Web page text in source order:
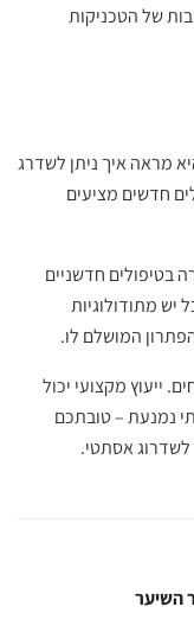
של הטכניקות
מראה איך ניתן לשדרג
חדשים מציעים
בטיפולים חדשניים
מתודולוגיות
המושלם לו.
ייעוץ מקצועי יכול
נמנעת – טובתכם
לשדרוג אסתטי.
השיער